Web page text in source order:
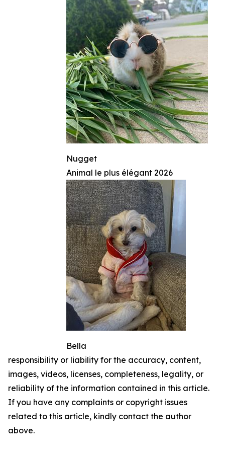
Nugget
Animal le plus élégant 2026
Bella
responsibility or liability for the accuracy, content,
images, videos, licenses, completeness, legality, or
reliability of the information contained in this article.
If you have any complaints or copyright issues
related to this article, kindly contact the author
above.